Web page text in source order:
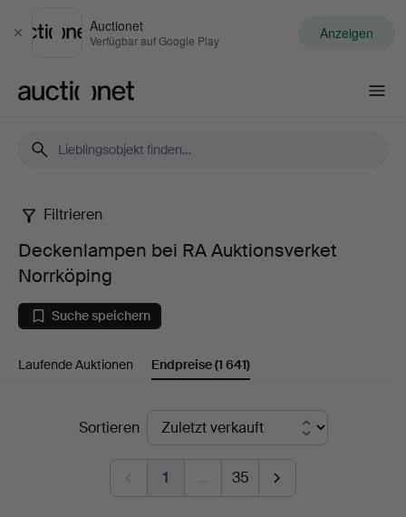
Schließen
Auctionet
Verfügbar auf Google Play Anzeigen
Deckenlampen
bei
RA
Auktionsverket
Filtrieren
Deckenlampen bei RA Auktionsverket
Norrköping
Suche speichern
Laufende Auktionen Endpreise(1 641)
EndpreiseSortieren
1 … 35